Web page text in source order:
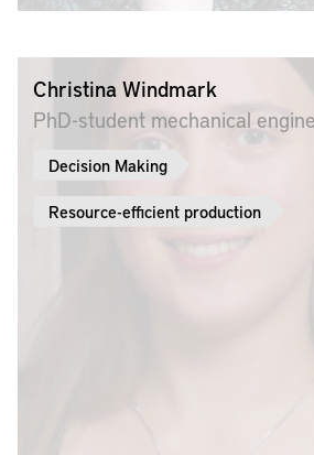
Christina Windmark
PhD-student mechanical
Decision Making
Resource-efficient production